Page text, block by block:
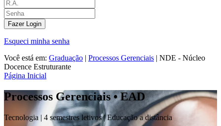
Fazer Login
Esqueci minha senha
Você está em: Graduação | Processos Gerenciais | NDE - Núcleo
Docence Estruturante
Página Inicial
Processos Gerenciais • EAD
Tecnologia | 4 semestres letivos | Educação a distância